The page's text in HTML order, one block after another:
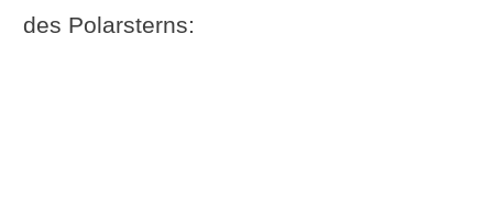
des Polarsterns: